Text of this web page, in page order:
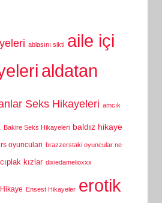
ablasını sikti aile içi
aldatan
Seks Hikayeleri amcık
Bakire Seks Hikayeleri baldız hikaye
oyunculari brazzerstaki oyuncular ne
cıplak kızlar dixiedamelioxxx
Ensest Hikayeler erotik